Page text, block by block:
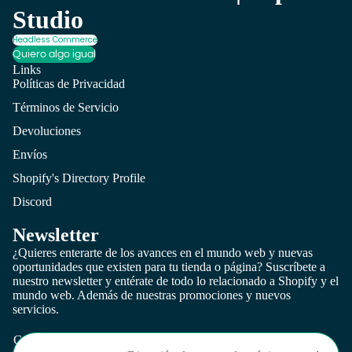
Studio
Headless Commerce
Quiero algo igual
Links
Políticas de Privacidad
Términos de Servicio
Devoluciones
Envíos
Shopify's Directory Profile
Discord
Newsletter
¿Quieres enterarte de los avances en el mundo web y nuevas
oportunidades que existen para tu tienda o página? Suscríbete a
nuestro newsletter y entérate de todo lo relacionado a Shopify y el
mundo web. Además de nuestras promociones y nuevos
servicios.
Correo electrónico